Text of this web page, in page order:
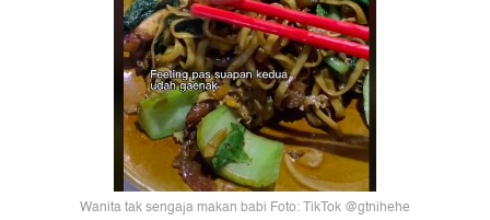
Wanita tak sengaja makan babi Foto: TikTok @gtnihehe